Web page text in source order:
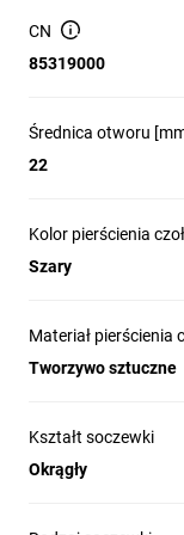
umożliwia
CN
85319000
Średnica otworu
22
Kolor pierścienia
Szary
Materiał pierścienia
Tworzywo sztuczne
Kształt soczewki
Okrągły